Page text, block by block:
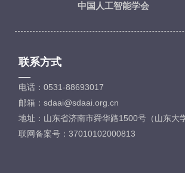
联系方式
—
电话：0531-88693017
邮箱：sdaai@sdaai.org.cn
地址：山东省济南市舜华路1500号（山东大
联网备案号：37010102000813
中国人工智能学会